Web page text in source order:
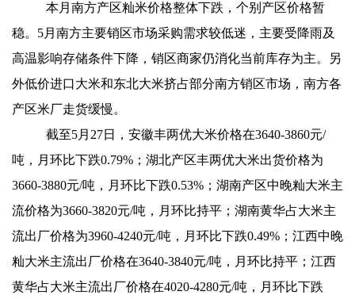
本月南方产区籼米价格整体下跌，个别产区价格暂
稳。5月南方主要销区市场采购需求较低迷，主要受降雨及
高温影响存储条件下降，销区商家仍消化当前库存为主。另
外低价进口大米和东北大米挤占部分南方销区市场，南方各
产区米厂走货缓慢。
截至5月27日，安徽丰两优大米价格在3640-3860元/
吨，月环比下跌0.79%；湖北产区丰两优大米出货价格为
3660-3880元/吨，月环比下跌0.53%；湖南产区中晚籼大米主
流价格为3660-3820元/吨，月环比持平；湖南黄华占大米主
流出厂价格为3960-4240元/吨，月环比下跌0.49%；江西中晚
籼大米主流出厂价格在3640-3840元/吨，月环比持平；江西
黄华占大米主流出厂价格在4020-4280元/吨，月环比下跌